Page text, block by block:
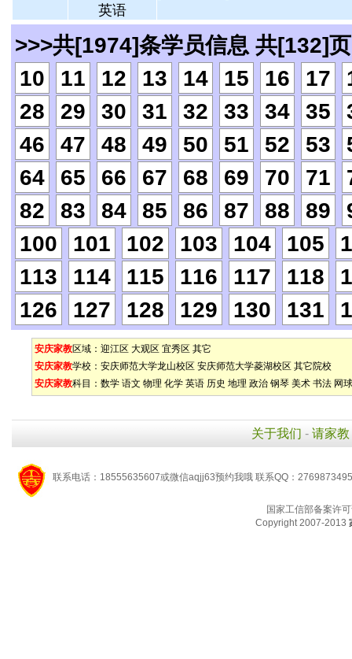
英语
>>>共[1974]条学员信息 共[132]
10
11 12 13 14 15 16 17
28
29 30 31 32 33 34 35
46
47 48 49 50 51 52 53
64
65 66 67 68 69 70 71
82
83 84 85 86 87 88 89
100
101 102 103 104 105
113
114 115 116 117 118
126
127 128 129 130 131
安庆家教区域： 迎江区 大观区 宜秀区 其它
安庆家教学校： 安庆师范大学龙山校区 安庆师范大学菱湖校区 其它院校
安庆家教科目： 数学 语文 物理 化学 英语 历史 地理 政治 钢琴 美术 书法 网球
关于我们 - 请家教
联系电话：18555635607或微信aqjj63预约我哦 联系QQ：
国家工信部备案许
Copyright 2007-2013